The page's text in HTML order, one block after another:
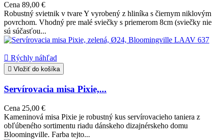
Cena 89,00 €
Robustný svietnik v tvare Y vyrobený z hliníka s čiernym niklovým
povrchom. Vhodný pre malé sviečky s priemerom 8cm (sviečky nie
sú súčasťou...
 Rýchly náhľad
 Vložiť do košíka
Servírovacia misa Pixie,...
Cena 25,00 €
Kameninová misa Pixie je robustný kus servírovacieho taniera z
obľúbeného sortimentu riadu dánskeho dizajnérskeho domu
Bloomingville. Farba tejto...